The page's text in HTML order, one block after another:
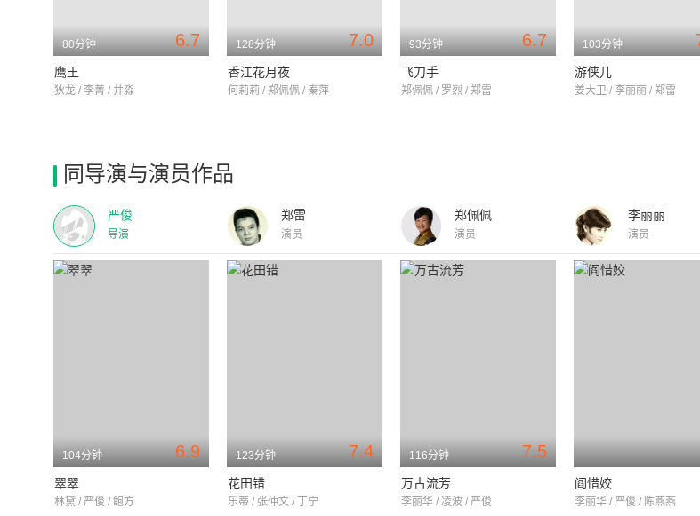
6.7
80分钟
鹰王
狄龙 / 李菁 / 井淼
7.0
128分钟
香江花月夜
何莉莉 / 郑佩佩 / 秦萍
6.7
93分钟
飞刀手
郑佩佩 / 罗烈 / 郑雷
103分钟
游侠儿
姜大卫 / 李丽丽 / 郑雷
同导演与演员作品
严俊
导演
郑雷
演员
郑佩佩
演员
李丽丽
演员
6.9
104分钟
翠翠
林黛 / 严俊 / 鲍方
7.4
123分钟
花田错
乐蒂 / 张仲文 / 丁宁
7.5
116分钟
万古流芳
李丽华 / 凌波 / 严俊
阎惜姣
李丽华 / 严俊 / 陈燕燕